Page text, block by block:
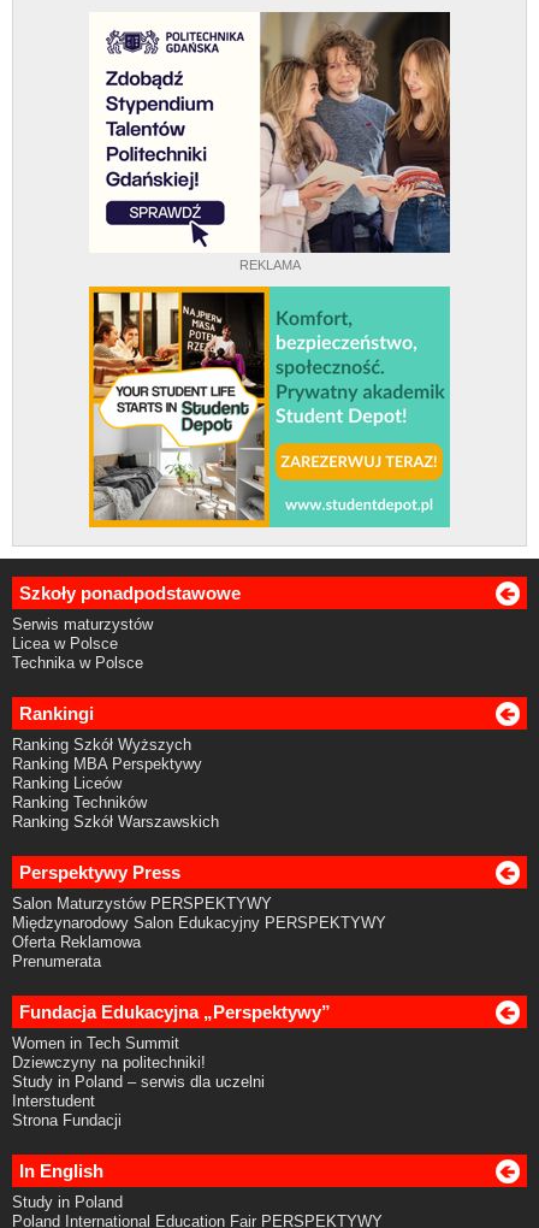
REKLAMA
Szkoły ponadpodstawowe
Serwis maturzystów
Licea w Polsce
Technika w Polsce
Rankingi
Ranking Szkół Wyższych
Ranking MBA Perspektywy
Ranking Liceów
Ranking Techników
Ranking Szkół Warszawskich
Perspektywy Press
Salon Maturzystów PERSPEKTYWY
Międzynarodowy Salon Edukacyjny PERSPEKTYWY
Oferta Reklamowa
Prenumerata
Fundacja Edukacyjna „Perspektywy”
Women in Tech Summit
Dziewczyny na politechniki!
Study in Poland – serwis dla uczelni
Interstudent
Strona Fundacji
In English
Study in Poland
Poland International Education Fair PERSPEKTYWY